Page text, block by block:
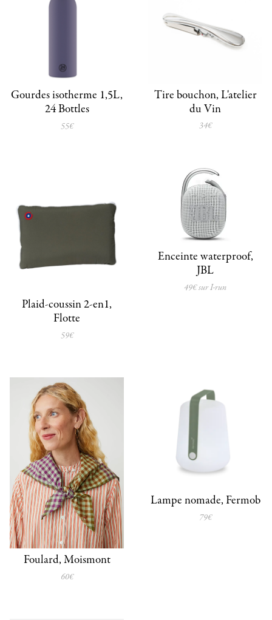
Gourdes isotherme 1,5L,
24 Bottles
55€
Tire bouchon, L'atelier
du Vin
34€
Plaid-coussin 2-en1,
Flotte
59€
Enceinte waterproof,
JBL
49€ sur I-run
Foulard, Moismont
60€
Lampe nomade, Fermob
79€